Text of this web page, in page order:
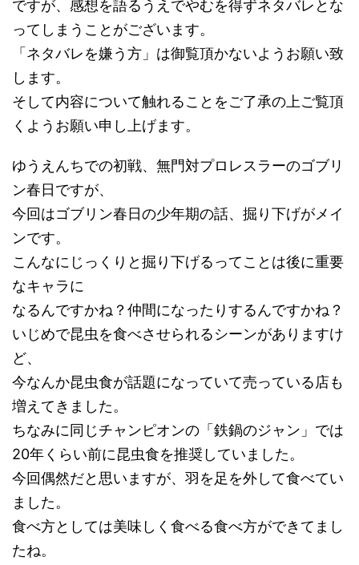
ですが、感想を語るうえでやむを得ずネタバレとな
ってしまうことがございます。
「ネタバレを嫌う方」は御覧頂かないようお願い致
します。
そして内容について触れることをご了承の上ご覧頂
くようお願い申し上げます。
ゆうえんちでの初戦、無門対プロレスラーのゴブリ
ン春日ですが、
今回はゴブリン春日の少年期の話、掘り下げがメイ
ンです。
こんなにじっくりと掘り下げるってことは後に重要
なキャラに
なるんですかね？仲間になったりするんですかね？
いじめで昆虫を食べさせられるシーンがありますけ
ど、
今なんか昆虫食が話題になっていて売っている店も
増えてきました。
ちなみに同じチャンピオンの「鉄鍋のジャン」では
20年くらい前に昆虫食を推奨していました。
今回偶然だと思いますが、羽を足を外して食べてい
ました。
食べ方としては美味しく食べる食べ方ができてまし
たね。